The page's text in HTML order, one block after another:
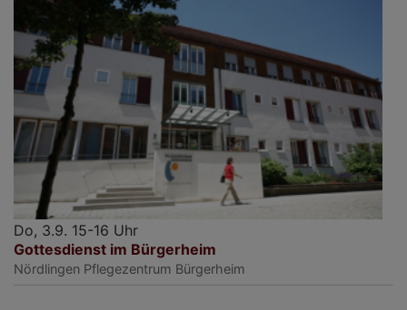
Do, 3.9. 15-16 Uhr
Gottesdienst im Bürgerheim
Nördlingen Pflegezentrum Bürgerheim